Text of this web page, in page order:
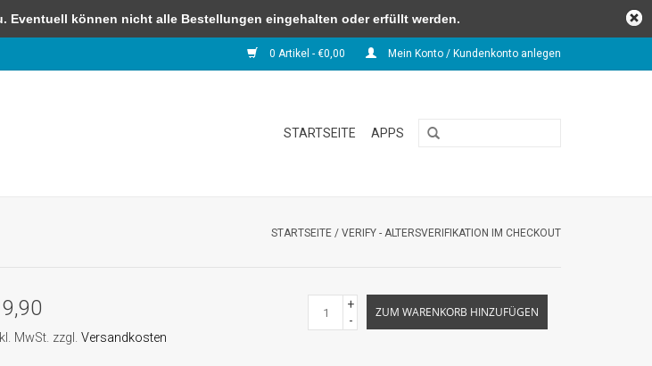
0 Artikel - €0,00 Mein Konto / Kundenkonto anlegen
STARTSEITE APPS
STARTSEITE / VERIFY - ALTERSVERIFIKATION IM CHECKOUT
MwSt. zzgl. Versandkosten
+
-
ZUM WARENKORB HINZUFÜGEN
können nicht alle Bestellungen eingehalten oder erfüllt werden.